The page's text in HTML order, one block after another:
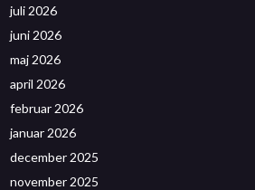
juli 2026
juni 2026
maj 2026
april 2026
februar 2026
januar 2026
december 2025
november 2025